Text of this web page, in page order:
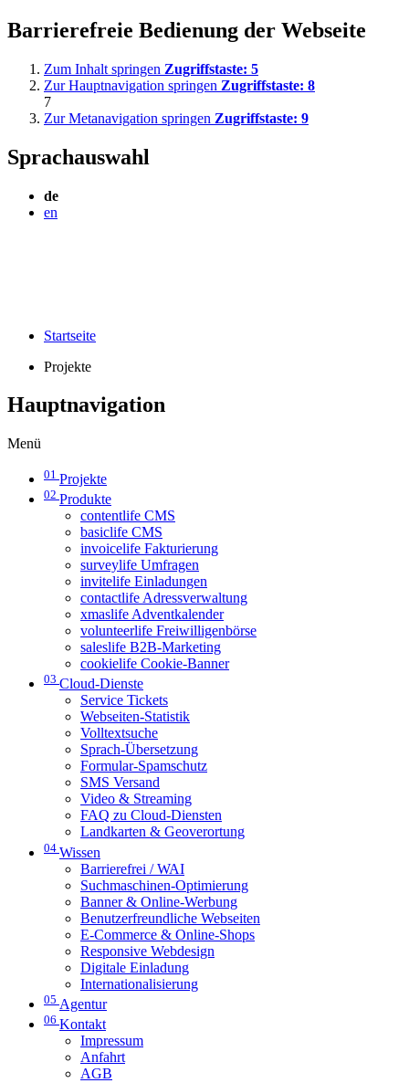
Barrierefreie Bedienung der Webseite
Zum Inhalt springen Zugriffstaste: 5
Zur Hauptnavigation springen Zugriffstaste: 8
7
Zur Metanavigation springen Zugriffstaste: 9
Sprachauswahl
de
en
Startseite
Projekte
Hauptnavigation
Menü
01 Projekte
02 Produkte
contentlife CMS
basiclife CMS
invoicelife Fakturierung
surveylife Umfragen
invitelife Einladungen
contactlife Adressverwaltung
xmaslife Adventkalender
volunteerlife Freiwilligenbörse
saleslife B2B-Marketing
cookielife Cookie-Banner
03 Cloud-Dienste
Service Tickets
Webseiten-Statistik
Volltextsuche
Sprach-Übersetzung
Formular-Spamschutz
SMS Versand
Video & Streaming
FAQ zu Cloud-Diensten
Landkarten & Geoverortung
04 Wissen
Barrierefrei / WAI
Suchmaschinen-Optimierung
Banner & Online-Werbung
Benutzerfreundliche Webseiten
E-Commerce & Online-Shops
Responsive Webdesign
Digitale Einladung
Internationalisierung
05 Agentur
06 Kontakt
Impressum
Anfahrt
AGB